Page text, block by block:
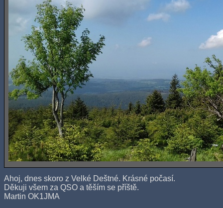
Ahoj, dnes skoro z Velké Deštné. Krásné počasí.
Děkuji všem za QSO a těším se příště.
Martin OK1JMA